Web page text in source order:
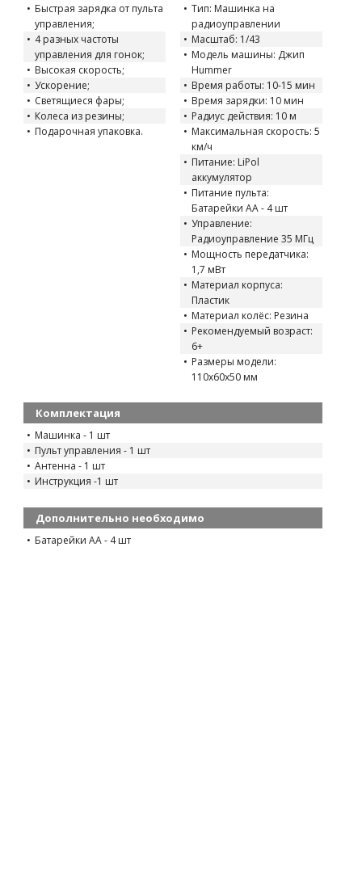
Быстрая зарядка от пульта
управления;
4 разных частоты
управления для гонок;
Высокая скорость;
Ускорение;
Светящиеся фары;
Колеса из резины;
Подарочная упаковка.
Тип: Машинка на
радиоуправлении
Масштаб: 1/43
Модель машины: Джип
Hummer
Время работы: 10-15 мин
Время зарядки: 10 мин
Радиус действия: 10 м
Максимальная скорость: 5
км/ч
Питание: LiPol
аккумулятор
Питание пульта:
Батарейки АА - 4 шт
Управление:
Радиоуправление 35 МГц
Мощность передатчика:
1,7 мВт
Материал корпуса:
Пластик
Материал колёс: Резина
Рекомендуемый возраст:
6+
Размеры модели:
110х60х50 мм
Комплектация
Машинка - 1 шт
Пульт управления - 1 шт
Антенна - 1 шт
Инструкция -1 шт
Дополнительно необходимо
Батарейки АА - 4 шт